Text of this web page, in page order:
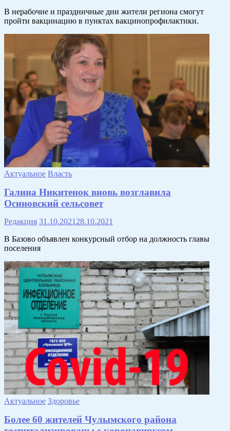
В нерабочие и праздничные дни жители региона смогут
пройти вакцинацию в пунктах вакцинопрофилактики.
Актуальное Власть
Галина Никитенок вновь возглавила
Осиновский сельсовет
Редакция 31.10.202128.10.2021
В Базово объявлен конкурсный отбор на должность главы
поселения
Актуальное Здоровье
Более 60 жителей Чулымского района